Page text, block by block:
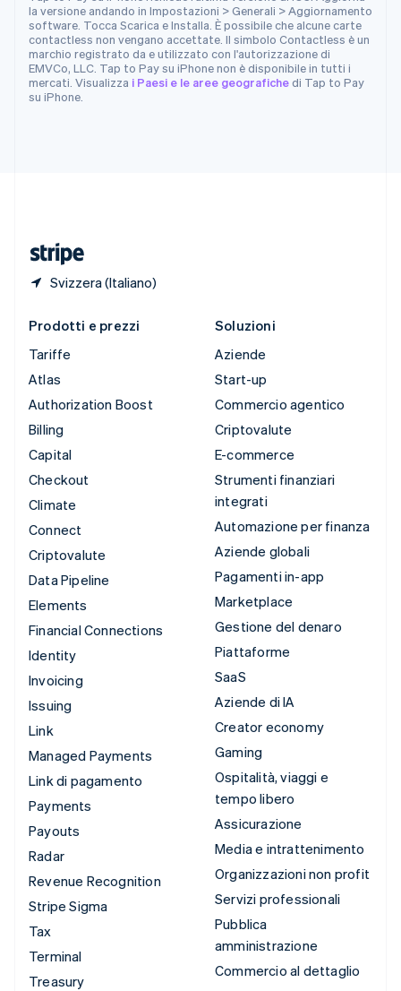
la versione andando in Impostazioni > Generali > Aggiornamento
software. Tocca Scarica e Installa. È possibile che alcune carte
contactless non vengano accettate. Il simbolo Contactless è un
marchio registrato da e utilizzato con l'autorizzazione di
EMVCo, LLC. Tap to Pay su iPhone non è disponibile in tutti i
mercati. Visualizza i Paesi e le aree geografichedi Tap to Pay
su iPhone.
Svizzera (Italiano)
Slovenia
EnglishItaliano
Spagna
EspañolEnglish
Stati Uniti
English
Prodotti e prezzi
Tariffe
Atlas
Authorization Boost
Billing
Capital
Checkout
Climate
Connect
Criptovalute
Data Pipeline
Elements
Financial Connections
Identity
Invoicing
Issuing
Link
Managed Payments
Link di pagamento
Payments
Payouts
Radar
Revenue Recognition
Stripe Sigma
Tax
Terminal
Treasury
Soluzioni
Aziende
Start-up
Commercio agentico
Criptovalute
E-commerce
Strumenti finanziari
integrati
Automazione per finanza
Aziende globali
Pagamenti in-app
Marketplace
Gestione del denaro
Piattaforme
SaaS
Aziende di IA
Creator economy
Gaming
Ospitalità, viaggi e
tempo libero
Assicurazione
Media e intrattenimento
Organizzazioni non profit
Servizi professionali
Pubblica
amministrazione
Commercio al dettaglio